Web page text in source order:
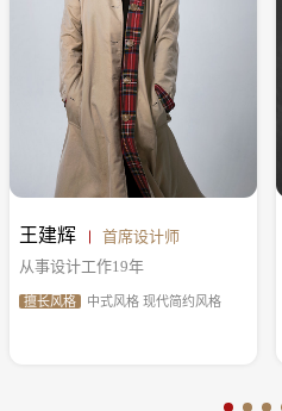
王建辉
首席设计师
从事设计工作19年
擅长风格 中式风格 现代简约风格